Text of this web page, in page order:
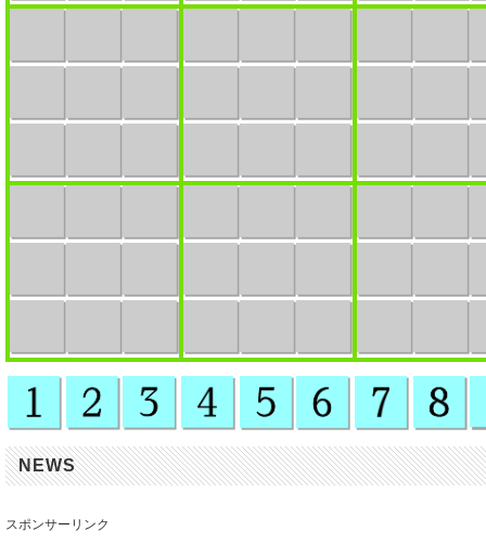
NEWS
スポンサーリンク